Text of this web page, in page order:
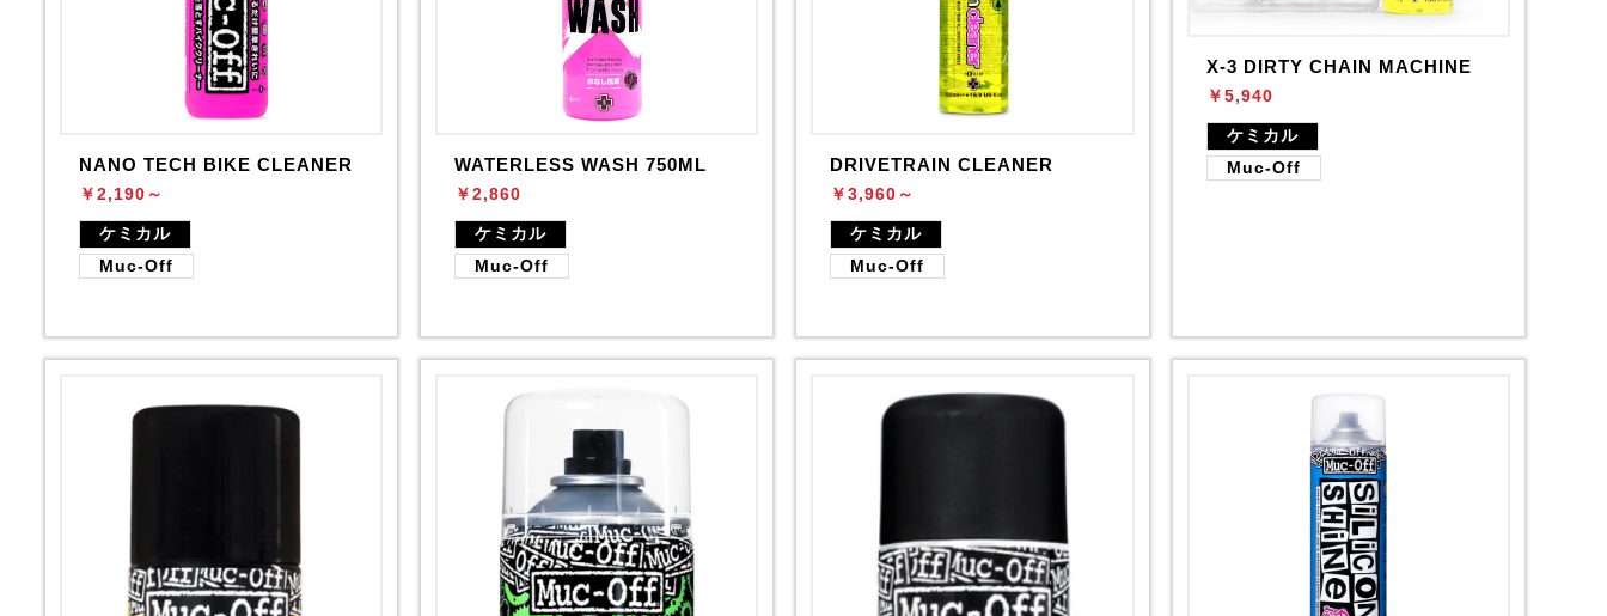
NANO TECH BIKE CLEANER
￥2,190～
ケミカル
Muc-Off
WATERLESS WASH 750ML
￥2,860
ケミカル
Muc-Off
DRIVETRAIN CLEANER
￥3,960～
ケミカル
Muc-Off
X-3 DIRTY CHAIN MACHINE
￥5,940
ケミカル
Muc-Off